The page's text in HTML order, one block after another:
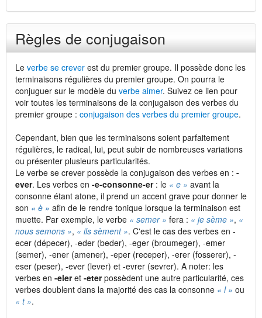
Règles de conjugaison
Le verbe se crever est du premier groupe. Il possède donc les
terminaisons régulières du premier groupe. On pourra le
conjuguer sur le modèle du verbe aimer. Suivez ce lien pour
voir toutes les terminaisons de la conjugaison des verbes du
premier groupe : conjugaison des verbes du premier groupe.
Cependant, bien que les terminaisons soient parfaitement
régulières, le radical, lui, peut subir de nombreuses variations
ou présenter plusieurs particularités.
Le verbe se crever possède la conjugaison des verbes en : -
ever. Les verbes en -e-consonne-er: le « e » avant la
consonne étant atone, il prend un accent grave pour donner le
son « è » afin de le rendre tonique lorsque la terminaison est
muette. Par exemple, le verbe « semer » fera : « je sème », «
nous semons », « ils sèment ». C'est le cas des verbes en -
ecer (dépecer), -eder (beder), -eger (broumeger), -emer
(semer), -ener (amener), -eper (receper), -erer (fosserer), -
eser (peser), -ever (lever) et -evrer (sevrer). A noter: les
verbes en -eleret -eterpossèdent une autre particularité, ces
verbes doublent dans la majorité des cas la consonne « l » ou
« t ».